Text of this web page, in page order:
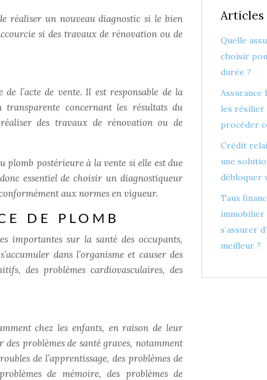
réaliser un nouveau diagnostic si le bien
si des travaux de rénovation ou de
l’acte de vente. Il est responsable de la
concernant les résultats du
des travaux de rénovation ou de
plomb postérieure à la vente si elle est due
essentiel de choisir un diagnostiqueur
aux normes en vigueur.
DE PLOMB
importantes sur la santé des occupants,
dans l’organisme et causer des
des problèmes cardiovasculaires, des
chez les enfants, en raison de leur
problèmes de santé graves, notamment
de l’apprentissage, des problèmes de
de mémoire, des problèmes de
Quelle
choisir
durée ?
les résilier
procéder
Crédit
une
débloquer
Taux
immobilier
s’assurer
meilleur ?